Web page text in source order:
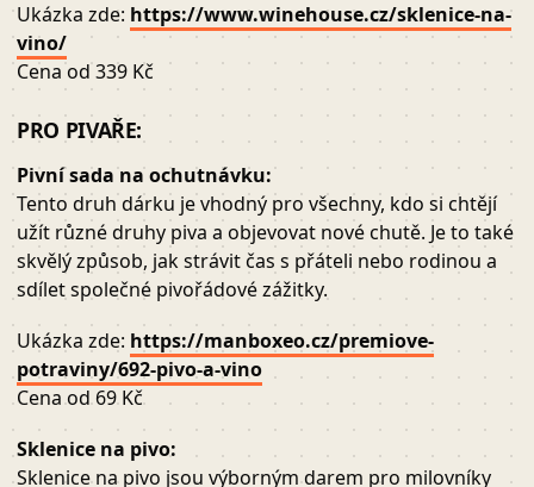
Ukázka zde: https://www.winehouse.cz/sklenice-na-
vino/
Cena od 339 Kč
PRO PIVAŘE:
Pivní sada na ochutnávku:
Tento druh dárku je vhodný pro všechny, kdo si chtějí
užít různé druhy piva a objevovat nové chutě. Je to také
skvělý způsob, jak strávit čas s přáteli nebo rodinou a
sdílet společné pivořádové zážitky.
Ukázka zde: https://manboxeo.cz/premiove-
potraviny/692-pivo-a-vino
Cena od 69 Kč
Sklenice na pivo:
Sklenice na pivo jsou výborným darem pro milovníky